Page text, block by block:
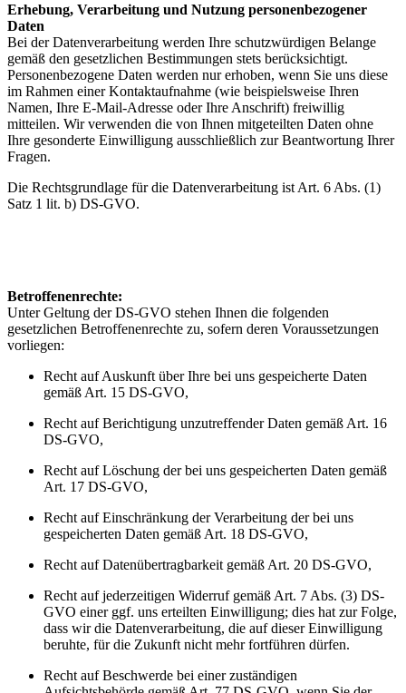
Erhebung, Verarbeitung und Nutzung personenbezogener
Daten
Bei der Datenverarbeitung werden Ihre schutzwürdigen Belange
gemäß den gesetzlichen Bestimmungen stets berücksichtigt.
Personenbezogene Daten werden nur erhoben, wenn Sie uns diese
im Rahmen einer Kontaktaufnahme (wie beispielsweise Ihren
Namen, Ihre E-Mail-Adresse oder Ihre Anschrift) freiwillig
mitteilen. Wir verwenden die von Ihnen mitgeteilten Daten ohne
Ihre gesonderte Einwilligung ausschließlich zur Beantwortung Ihrer
Fragen.
Die Rechtsgrundlage für die Datenverarbeitung ist Art. 6 Abs. (1)
Satz 1 lit. b) DS-GVO.
Betroffenenrechte:
Unter Geltung der DS-GVO stehen Ihnen die folgenden
gesetzlichen Betroffenenrechte zu, sofern deren Voraussetzungen
vorliegen:
Recht auf Auskunft über Ihre bei uns gespeicherte Daten
gemäß Art. 15 DS-GVO,
Recht auf Berichtigung unzutreffender Daten gemäß Art. 16
DS-GVO,
Recht auf Löschung der bei uns gespeicherten Daten gemäß
Art. 17 DS-GVO,
Recht auf Einschränkung der Verarbeitung der bei uns
gespeicherten Daten gemäß Art. 18 DS-GVO,
Recht auf Datenübertragbarkeit gemäß Art. 20 DS-GVO,
Recht auf jederzeitigen Widerruf gemäß Art. 7 Abs. (3) DS-
GVO einer ggf. uns erteilten Einwilligung; dies hat zur Folge,
dass wir die Datenverarbeitung, die auf dieser Einwilligung
beruhte, für die Zukunft nicht mehr fortführen dürfen.
Recht auf Beschwerde bei einer zuständigen